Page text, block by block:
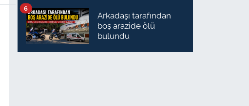
Arkadaşı tarafından
boş arazide ölü
bulundu
6